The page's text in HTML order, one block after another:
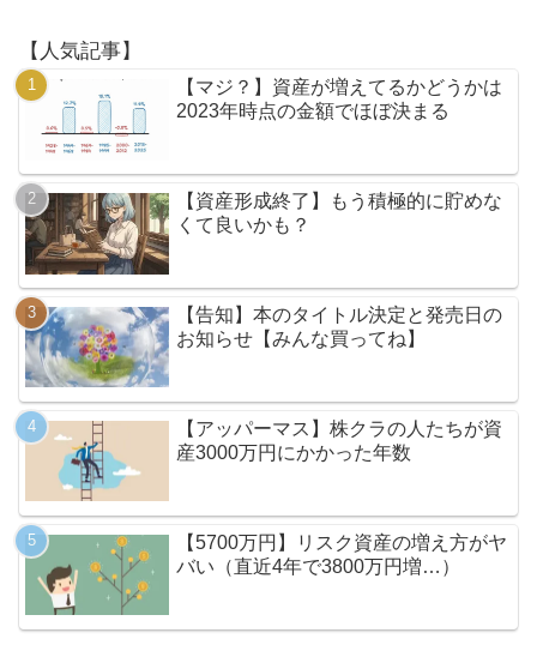
【人気記事】
【マジ？】資産が増えてるかどうかは
2023年時点の金額でほぼ決まる
【資産形成終了】もう積極的に貯めな
くて良いかも？
【告知】本のタイトル決定と発売日の
お知らせ【みんな買ってね】
【アッパーマス】株クラの人たちが資
産3000万円にかかった年数
【5700万円】リスク資産の増え方がヤ
バい（直近4年で3800万円増…）